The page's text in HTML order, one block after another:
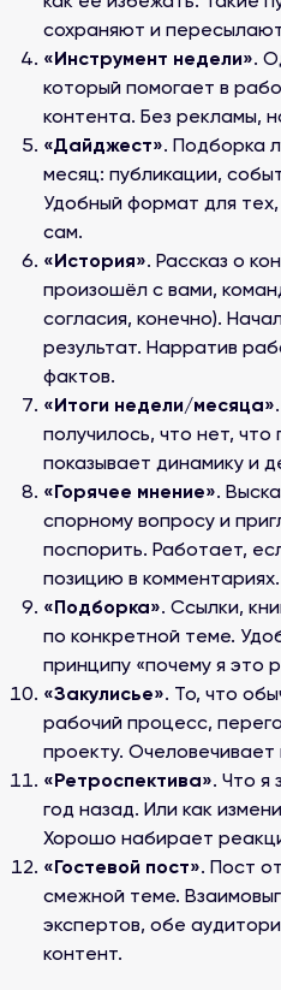
сохраняют и
«Инструмент недели».
который помогает в
контента. Без рекламы,
«Дайджест». Подборка
месяц: публикации,
Удобный формат для
сам.
«История». Рассказ о
произошёл с вами,
согласия, конечно).
результат. Нарратив
фактов.
«Итоги недели/месяца»
получилось, что нет,
показывает динамику и
«Горячее мнение».
спорному вопросу и
поспорить. Работает,
позицию в комментариях.
«Подборка». Ссылки,
по конкретной теме.
принципу «почему я это
«Закулисье». То, что
рабочий процесс,
проекту. Очеловечивает
«Ретроспектива». Что я
год назад. Или как
Хорошо набирает
«Гостевой пост». Пост
смежной теме.
экспертов, обе
контент.